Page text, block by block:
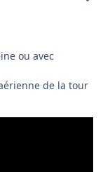
ou avec
de la tour